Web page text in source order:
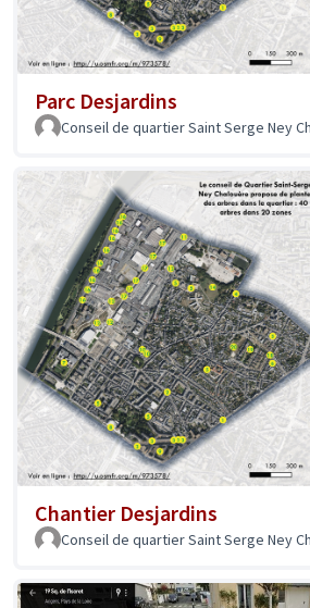
Parc Desjardins
Conseil de quartier Saint Serge Ney
Chantier Desjardins
Conseil de quartier Saint Serge Ney